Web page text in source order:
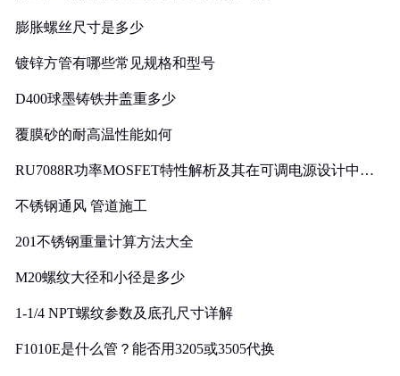
膨胀螺丝尺寸是多少
镀锌方管有哪些常见规格和型号
D400球墨铸铁井盖重多少
覆膜砂的耐高温性能如何
RU7088R功率MOSFET特性解析及其在可调电源设计中的
不锈钢通风 管道施工
201不锈钢重量计算方法大全
M20螺纹大径和小径是多少
1-1/4 NPT螺纹参数及底孔尺寸详解
F1010E是什么管？能否用3205或3505代换